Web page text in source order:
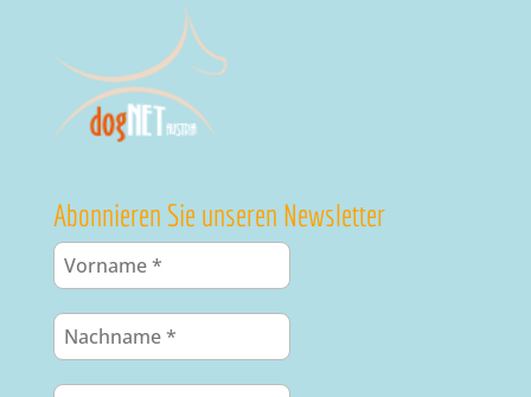
Abonnieren Sie unseren Newsletter